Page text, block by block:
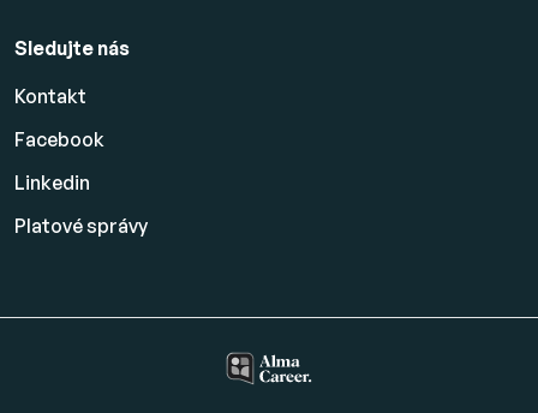
Sledujte nás
Kontakt
Facebook
Linkedin
Platovésprávy